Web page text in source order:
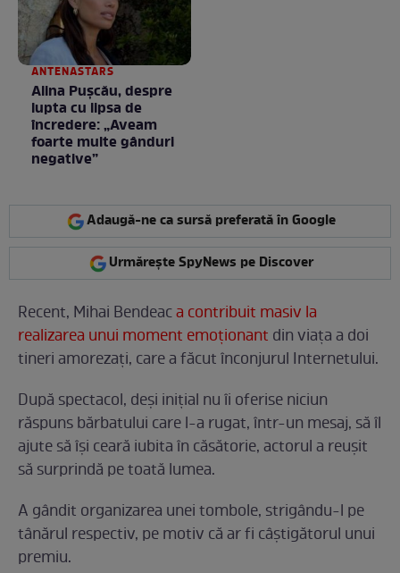
ANTENASTARS
Alina Pușcău, despre
lupta cu lipsa de
încredere: „Aveam
foarte multe gânduri
negative”
Adaugă-ne ca sursă preferată în Google
Urmărește SpyNews pe Discover
Recent, Mihai Bendeaca contribuit masiv la
realizarea unui moment emoționant din viața a doi
tineri amorezați, care a făcut înconjurul Internetului.
După spectacol, deși inițial nu îi oferise niciun
răspuns bărbatului care l-a rugat, într-un mesaj, să îl
ajute să își ceară iubita în căsătorie, actorul a reușit
să surprindă pe toată lumea.
A gândit organizarea unei tombole, strigându-l pe
tânărul respectiv, pe motiv că ar fi câștigătorul unui
premiu.